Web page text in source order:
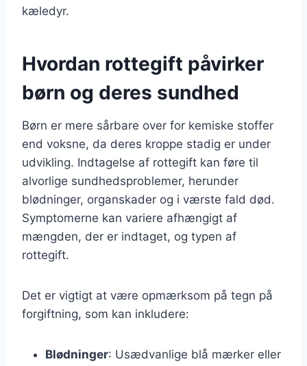
kæledyr.
Hvordan rottegift påvirker
børn og deres sundhed
Børn er mere sårbare over for kemiske stoffer
end voksne, da deres kroppe stadig er under
udvikling. Indtagelse af rottegift kan føre til
alvorlige sundhedsproblemer, herunder
blødninger, organskader og i værste fald død.
Symptomerne kan variere afhængigt af
mængden, der er indtaget, og typen af
rottegift.
Det er vigtigt at være opmærksom på tegn på
forgiftning, som kan inkludere:
Blødninger: Usædvanlige blå mærker eller